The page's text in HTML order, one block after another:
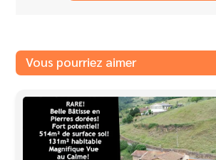
Vous pourriez aimer